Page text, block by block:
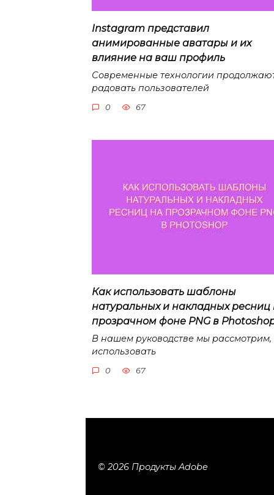
Instagram представил
анимированные аватары и их
влияние на ваш профиль
Современные технологии
радовать пользователей
0 67
Как использовать шаблоны
натуральных и накладных ресниц
прозрачном фоне PNG в
В нашем руководстве мы рассмотрим,
использовать
0 67
© 2026 Продукты Adobe